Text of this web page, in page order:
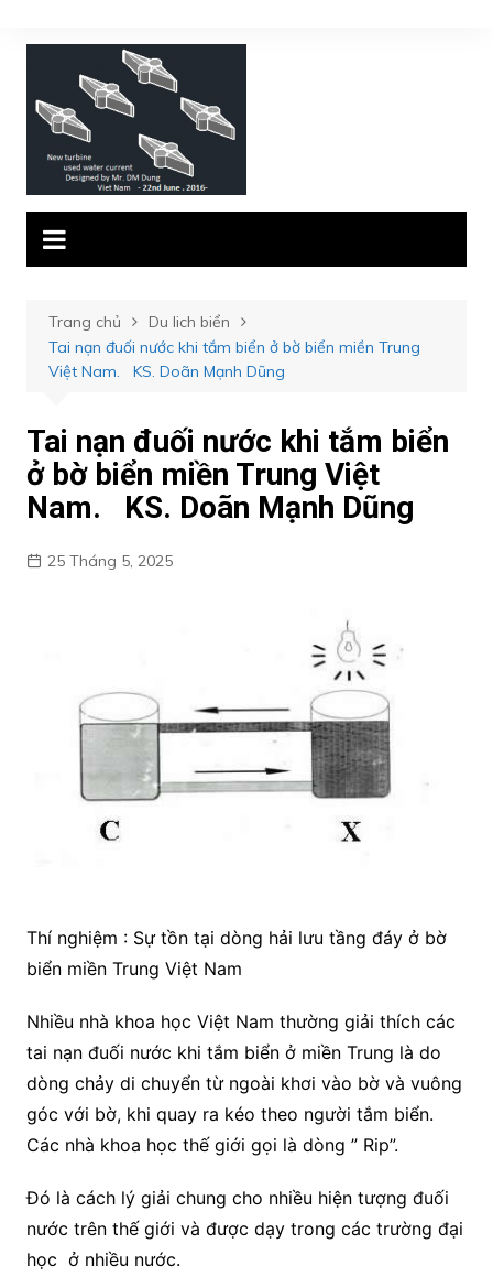
đến
Trang chủ
Du lich biển
Tai nạn đuối nước khi tắm biển ở bờ biển miền Trung
Việt Nam. KS. Doãn Mạnh Dũng
Tai nạn đuối nước khi tắm biển
ở bờ biển miền Trung Việt
Nam. KS. Doãn Mạnh Dũng
25 Tháng 5, 2025
Thí nghiệm : Sự tồn tại dòng hải lưu tầng đáy ở bờ
biển miền Trung Việt Nam
Nhiều nhà khoa học Việt Nam thường giải thích các
tai nạn đuối nước khi tắm biển ở miền Trung là do
dòng chảy di chuyển từ ngoài khơi vào bờ và vuông
góc với bờ, khi quay ra kéo theo người tắm biển.
Các nhà khoa học thế giới gọi là dòng ” Rip”.
Đó là cách lý giải chung cho nhiều hiện tượng đuối
nước trên thế giới và được dạy trong các trường đại
học ở nhiều nước.